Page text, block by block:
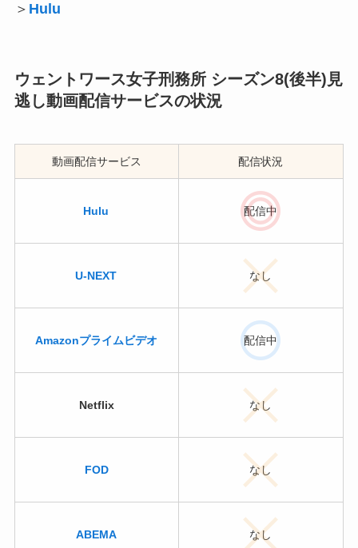
＞ Hulu
ウェントワース女子刑務所 シーズン8(後半)見
逃し動画配信サービスの状況
動画配信サービス 配信状況
Hulu 配信中
U-NEXT なし
Amazonプライムビデオ 配信中
Netflix なし
FOD なし
ABEMA なし